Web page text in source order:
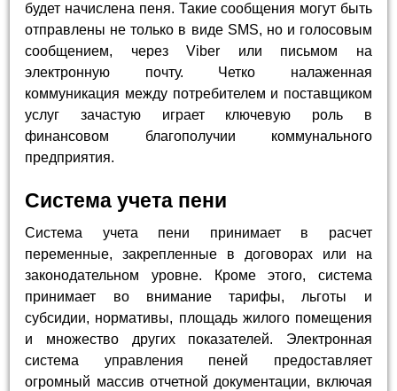
будет начислена пеня. Такие сообщения могут быть
отправлены не только в виде SMS, но и голосовым
сообщением, через Viber или письмом на
электронную почту. Четко налаженная
коммуникация между потребителем и поставщиком
услуг зачастую играет ключевую роль в
финансовом благополучии коммунального
предприятия.
Система учета пени
Система учета пени принимает в расчет
переменные, закрепленные в договорах или на
законодательном уровне. Кроме этого, система
принимает во внимание тарифы, льготы и
субсидии, нормативы, площадь жилого помещения
и множество других показателей. Электронная
система управления пеней предоставляет
огромный массив отчетной документации, включая